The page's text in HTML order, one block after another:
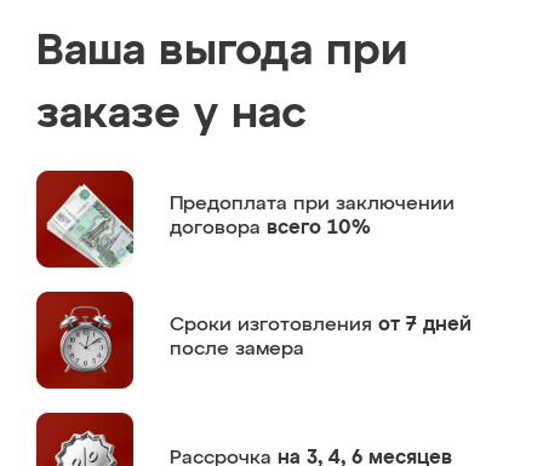
Ваша выгода при
заказе у нас
Предоплата при заключении
договора всего 10%
Сроки изготовления от 7 дней
после замера
Рассрочка на 3, 4, 6 месяцев